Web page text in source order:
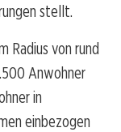
stellt.
Radius von rund
Anwohner
in
einbezogen